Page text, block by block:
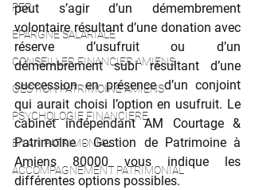
PER
EPARGNE SALARIALE
CONSEILLER FINANCIER AMIENS
GESTION PATRIMOINE AMIENS
PSYCHOLOGIE FINANCIERE
BILAN PATRIMONIAL
ACCOMPAGNEMENT PATRIMONIAL
peut s’agir d’un démembrement
volontaire résultant d’une donation avec
réserve d’usufruit ou d’un
démembrement subi résultant d’une
succession en présence d’un conjoint
qui aurait choisi l’option en usufruit. Le
cabinet indépendant AM Courtage &
Patrimoine - Gestion de Patrimoine à
Amiens 80000 vous indique les
différentes options possibles.